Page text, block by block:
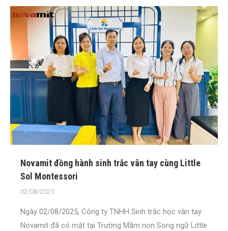
Novamit đồng hành sinh trắc vân tay cùng Little
Sol Montessori
02/08/2025
Ngày 02/08/2025, Công ty TNHH Sinh trắc học vân tay
Novamit đã có mặt tại Trường Mầm non Song ngữ Little